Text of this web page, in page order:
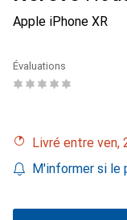
Apple iPhone XR
Évaluations
Livré entre
M'informer si le